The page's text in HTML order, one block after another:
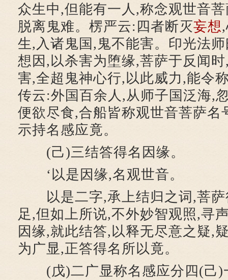
众生中,但能有一人,称念观世音
脱离鬼难。楞严云:四者断灭妄想
生,入诸鬼国,鬼不能害。印光法
想因,以杀害为堕缘,菩萨于反闻
害,全超鬼神心行,以此威力,能令
传云:外国百余人,从师子国泛海,
便欲尽食,合船皆称观世音菩萨名
示持名感应竟。
(己)三结答得名因缘。
‘以是因缘,名观世音。
以是二字,承上结归之词,菩萨
足,但如上所说,不外妙智观照,寻
因缘,就此结答,以释无尽意之疑,
为广显,正答得名所以竟。
(戊)二广显称名感应分四(己)